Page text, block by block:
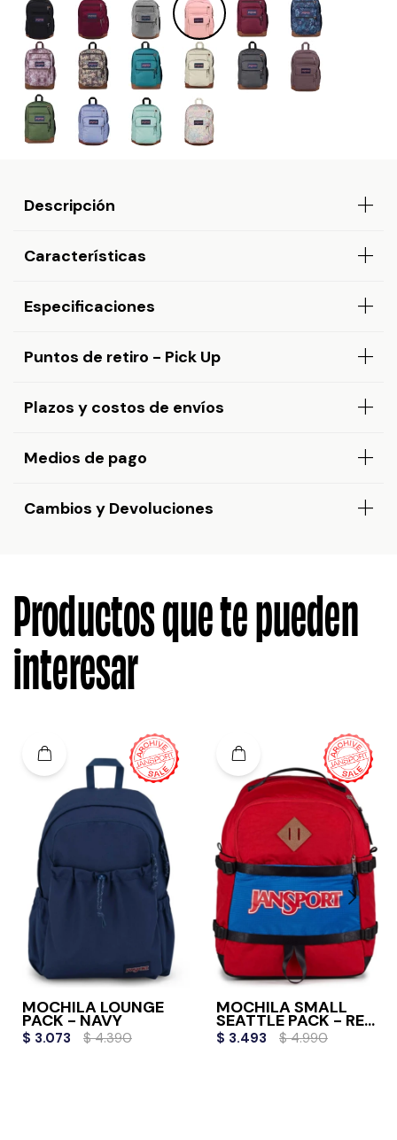
Descripción
Características
Especificaciones
Puntos de retiro - Pick Up
Plazos y costos de envíos
Medios de pago
Cambios y Devoluciones
Productos que te pueden
interesar
MOCHILA LOUNGE
PACK - NAVY
$ 3.073 $ 4.390
MOCHILA SMALL
SEATTLE PACK - RED
TAPE
$ 3.493 $ 4.990